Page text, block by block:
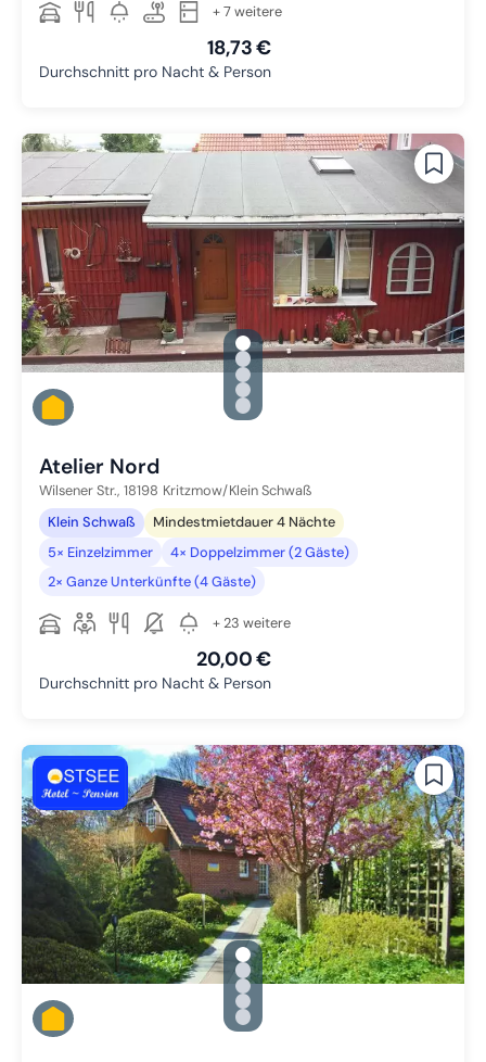
+ 7 weitere
18,73 €
Durchschnitt pro Nacht & Person
gallery.slide_selector
Zu Slide 1 wechseln
Zu Slide 2 wechseln
Zu Slide 3 wechseln
Zu Slide 4 wechseln
Zu Slide 5 wechseln
Atelier Nord
Wilsener Str., 18198 Kritzmow/Klein Schwaß
Klein Schwaß
Mindestmietdauer 4 Nächte
5× Einzelzimmer
4× Doppelzimmer (2 Gäste)
2× Ganze Unterkünfte (4 Gäste)
+ 23 weitere
20,00 €
Durchschnitt pro Nacht & Person
gallery.slide_selector
Zu Slide 1 wechseln
Zu Slide 2 wechseln
Zu Slide 3 wechseln
Zu Slide 4 wechseln
Zu Slide 5 wechseln